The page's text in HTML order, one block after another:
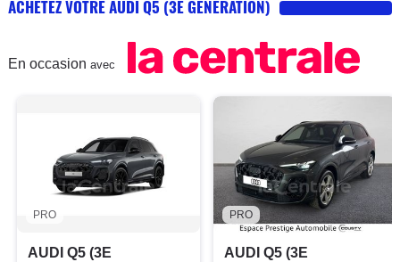
ACHETEZ VOTRE AUDI Q5 (3E GENERATION)
En occasion avec
PRO
AUDI Q5 (3E
PRO
AUDI Q5 (3E